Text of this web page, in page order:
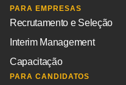
PARA EMPRESAS
Recrutamento e Seleção
Interim Management
Capacitação
PARA CANDIDATOS